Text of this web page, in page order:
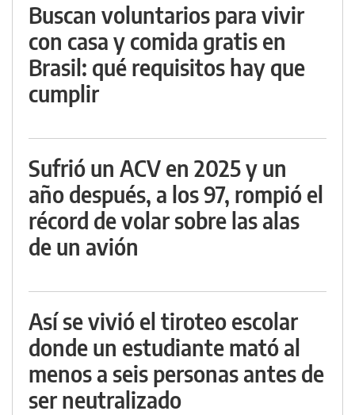
Buscan voluntarios para vivir
con casa y comida gratis en
Brasil: qué requisitos hay que
cumplir
Sufrió un ACV en 2025 y un
año después, a los 97, rompió el
récord de volar sobre las alas
de un avión
Así se vivió el tiroteo escolar
donde un estudiante mató al
menos a seis personas antes de
ser neutralizado